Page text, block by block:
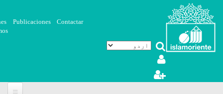
Skip to main content
Contactar
Publicaciones